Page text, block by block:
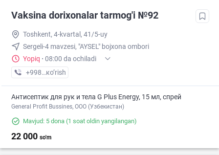
Vaksina dorixonalar tarmog'i №92
Toshkent, 4-kvartal, 41/5-uy
Sergeli-4 mavzesi, "AYSEL" bojxona ombori
Yopiq · 08:00 da ochiladi
+998 (77) XXX-XX-XX
кo’rish
Антисептик для рук и тела G Plus Energy, 15 мл, спрей
General Profit Bussines, ООО (Узбекистан)
Mavjud: 5 dona (1 soat oldin yangilangan)
22 000 so'm